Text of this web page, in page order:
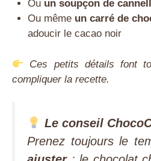
Ou un soupçon de
Ou même un carré de
adoucir le cacao noir
Ces petits détails font
compliquer la recette.
Le conseil
Prenez toujours le